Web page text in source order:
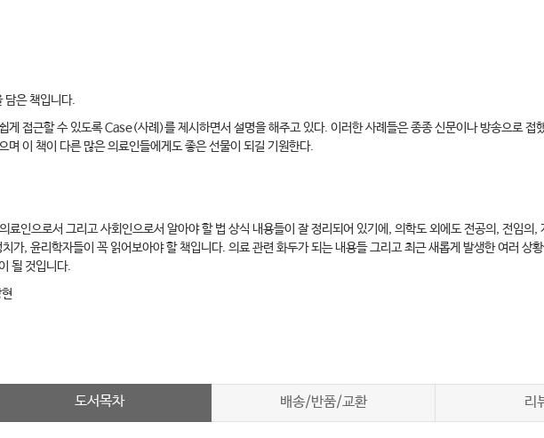
담은 책입니다.
게 접근할 수 있도록 Case(사례)를 제시하면서 설명을 해주고 있다. 이러한 사례들은 종종 신문이나 방송으로
며 이 책이 다른 많은 의료인들에게도 좋은 선물이 되길 기원한다.
료인으로서 그리고 사회인으로서 알아야 할 법 상식 내용들이 잘 정리되어 있기에, 의학도 외에도 전공의, 전임
가, 윤리학자들이 꼭 읽어보아야 할 책입니다. 의료 관련 화두가 되는 내용들 그리고 최근 새롭게 발생한 여러 상
될 것입니다.
도서목차 배송/반품/교환 리